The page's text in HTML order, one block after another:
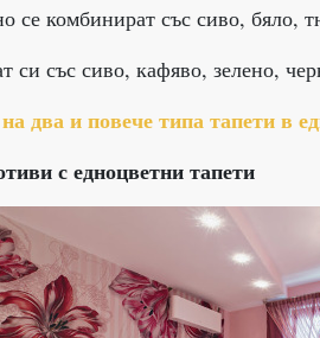
се комбинират със сиво, бяло,
си със сиво, кафяво, зелено,
два и повече типа тапети в
с едноцветни тапети